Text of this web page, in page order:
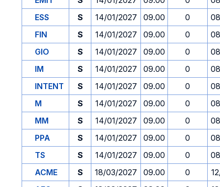
ESS
S 14/01/2027 09.00 0
FIN
S 14/01/2027 09.00 0
GIO
S 14/01/2027 09.00 0
IM
S 14/01/2027 09.00 0
INTENT
S 14/01/2027 09.00 0
M
S 14/01/2027 09.00 0
MM
S 14/01/2027 09.00 0
PPA
S 14/01/2027 09.00 0
TS
S 14/01/2027 09.00 0
ACME
S 18/03/2027 09.00 0